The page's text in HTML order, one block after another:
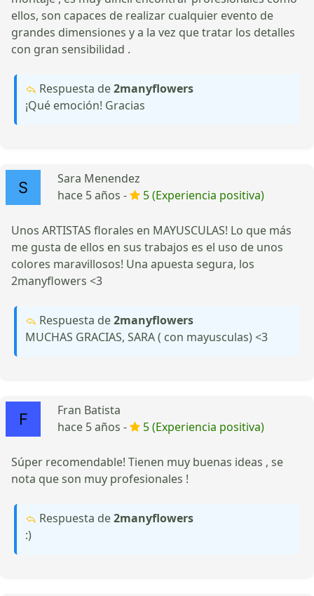
ellos, son capaces de realizar cualquier evento de
grandes dimensiones y a la vez que tratar los detalles
con gran sensibilidad .
Respuesta de2manyflowers
¡Qué emoción! Gracias
Sara Menendez
hace 5 años -
5 (Experiencia positiva)
Unos ARTISTAS florales en MAYUSCULAS! Lo que más
me gusta de ellos en sus trabajos es el uso de unos
colores maravillosos! Una apuesta segura, los
2manyflowers <3
Respuesta de2manyflowers
MUCHAS GRACIAS, SARA ( con mayusculas) <3
Fran Batista
hace 5 años -
5 (Experiencia positiva)
Súper recomendable! Tienen muy buenas ideas , se
nota que son muy profesionales !
Respuesta de2manyflowers
:)